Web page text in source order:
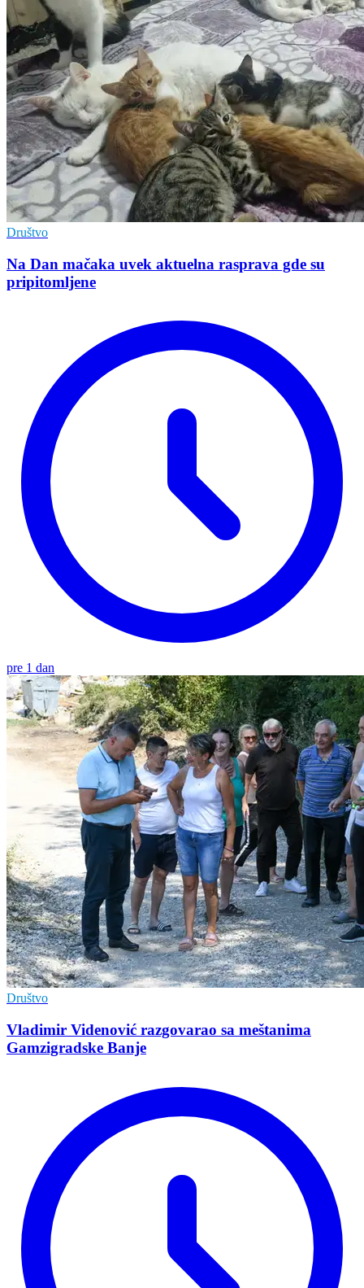
Društvo
Na Dan mačaka uvek aktuelna rasprava gde su
pripitomljene
pre 1 dan
Društvo
Vladimir Vidеnović razgovarao sa mеštanima
Gamzigradskе Banjе